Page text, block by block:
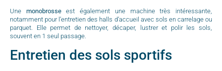
Une monobrosseest également une machine très intéressante,
notamment pour l’entretien des halls d’accueil avec sols en carrelage ou
parquet. Elle permet de nettoyer, décaper, lustrer et polir les sols,
souvent en 1 seul passage.
Entretien des sols sportifs